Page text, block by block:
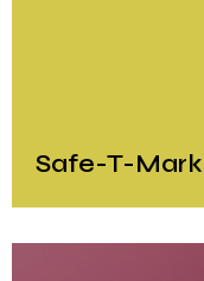
Safe-T-Mark